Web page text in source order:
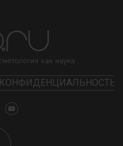
КОНФИДЕНЦИАЛЬНОСТЬ